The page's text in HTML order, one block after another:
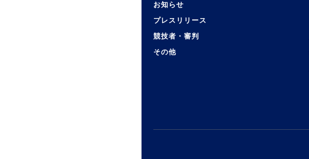
お知らせ
プレスリリース
競技者・審判
その他